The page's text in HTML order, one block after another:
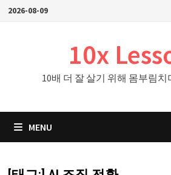
Skip2026-08-09
10x
10배 더 잘 살기 위해 몸부림
MENU